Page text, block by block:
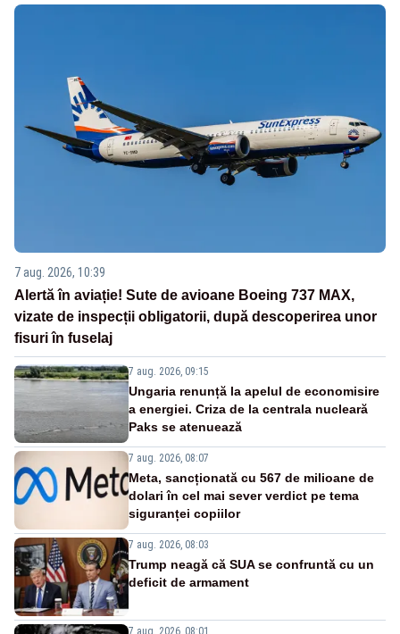
7 aug. 2026, 10:39
Alertă în aviație! Sute de avioane Boeing 737 MAX,
vizate de inspecții obligatorii, după descoperirea unor
fisuri în fuselaj
7 aug. 2026, 09:15
Ungaria renunță la apelul de economisire
a energiei. Criza de la centrala nucleară
Paks se atenuează
7 aug. 2026, 08:07
Meta, sancționată cu 567 de milioane de
dolari în cel mai sever verdict pe tema
siguranței copiilor
7 aug. 2026, 08:03
Trump neagă că SUA se confruntă cu un
deficit de armament
7 aug. 2026, 08:01